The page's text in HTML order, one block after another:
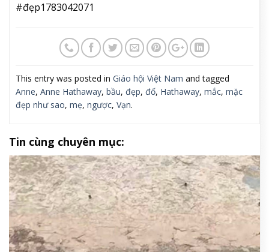
#đẹp1783042071
This entry was posted in Giáo hội Việt Nam and tagged
Anne, Anne Hathaway, bầu, đẹp, đố, Hathaway, mắc, mặc
đẹp như sao, mẹ, ngược, Vạn.
Tin cùng chuyên mục: